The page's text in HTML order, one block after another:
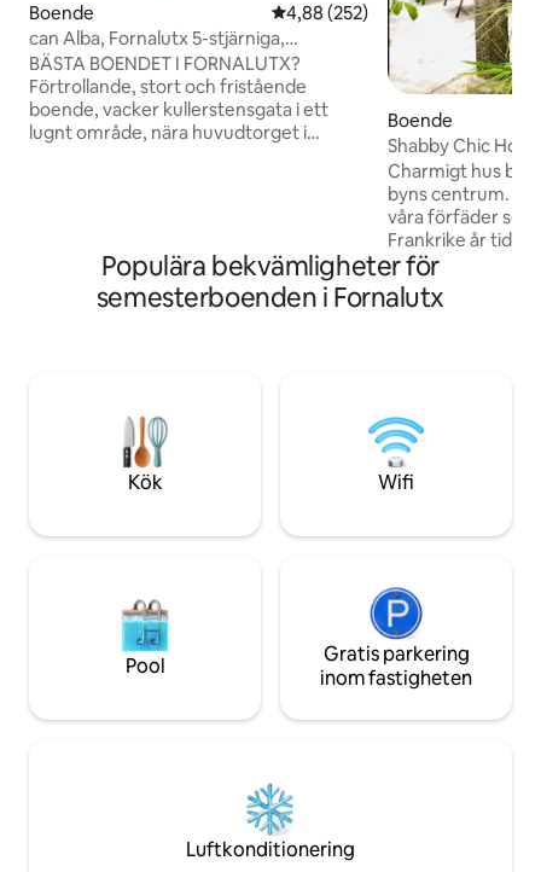
Boende 4,88 av 5 i genomsnittligt
4,88 (252)
can Alba, Fornalutx 5-stjärniga,
licensierade Superhosts
BÄSTA BOENDET I FORNALUTX?
Förtrollande, stort och fristående
boende, vacker kullerstensgata i ett
lugnt område, nära huvudtorget i
utrustat kök med ALLA vitvaror. Sovrum
+ badrum också på bottenvåningen. På
övervåningen takterrass med fantastisk
Boende
Shabby Chic
Charmigt hus
byns centrum. Huset byggdes 1922 av
våra förfäder
Frankrike år
tillbaka byggde
minnen i jugendstil. Följaktligen
huset en speciell
kommer att njuta
vackra
Populära bekvämligheter för
semesterboenden i Fornalutx
Kök Wifi
Pool
Gratis parkering
inom fastigheten
Luftkonditionering